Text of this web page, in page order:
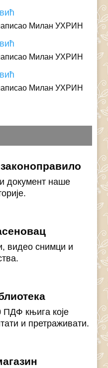
Милан УХРИН
Милан УХРИН
Милан УХРИН
документ наше
видео снимци и
ПДФ књига које
и претраживати.